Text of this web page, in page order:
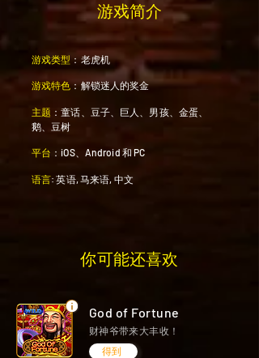
游戏简介
游戏类型 ：老虎机
游戏特色：解锁迷人的奖金
主题 ：童话、豆子、巨人、男孩、金蛋、
鹅、豆树
平台 ：iOS、Android 和 PC
语言: 英语, 马来语, 中文
你可能还喜欢
God of Fortune
财神爷带来大丰收！
得到